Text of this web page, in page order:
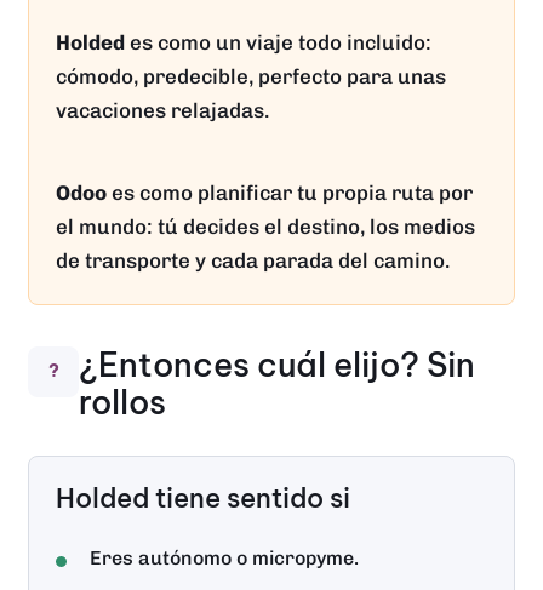
Holded es como un viaje todo incluido:
cómodo, predecible, perfecto para unas
vacaciones relajadas.
Odoo es como planificar tu propia ruta por
el mundo: tú decides el destino, los medios
de transporte y cada parada del camino.
?
¿Entonces cuál elijo? Sin
rollos
Holded tiene sentido si
Eres autónomo o micropyme.